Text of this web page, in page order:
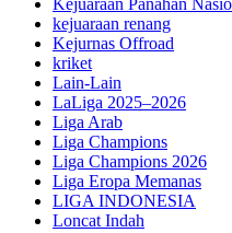
kejuaraan renang
Kejurnas Offroad
kriket
Lain-Lain
LaLiga 2025–2026
Liga Arab
Liga Champions
Liga Champions 2026
Liga Eropa Memanas
LIGA INDONESIA
Loncat Indah